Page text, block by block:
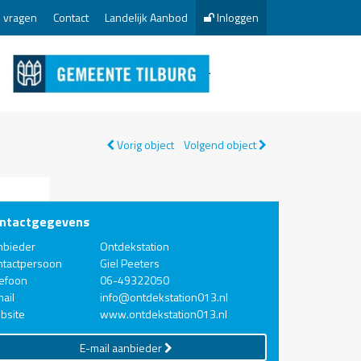
Contact Landelijk Aanbod Inloggen
Vorig object Volgend object
Ontdekstation
Giel Peeters
06-49322050
info@ontdekstation013.nl
www.ontdekstation013.nl
E-mail aanbieder